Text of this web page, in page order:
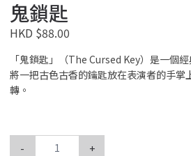
鬼鎖匙
HKD $88.00
「鬼鎖匙」（The Cursed Key）是一個
將一把古色古香的鑰匙放在表演者的手掌
轉。
- +